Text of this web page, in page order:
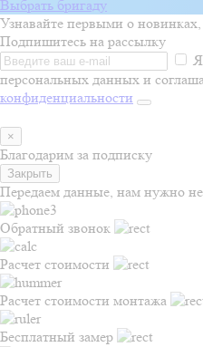
Выбрать бригаду
Узнавайте первыми о
Подпишитесь на рассылку
Я
персональных данных и
конфиденциальности
×
Благодарим за подписку
Закрыть
Передаем данные, нам нужно
Обратный звонок
Расчет стоимости
Расчет стоимости монтажа
Бесплатный замер